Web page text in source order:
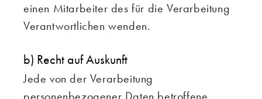
einen Mitarbeiter des für die Verarbeitung
Verantwortlichen wenden.
b) Recht auf Auskunft
Jede von der Verarbeitung
personenbezogener Daten betroffene